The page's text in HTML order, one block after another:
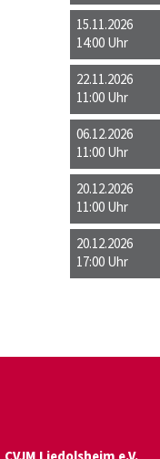
15.11.2026
14:00 Uhr
22.11.2026
11:00 Uhr
06.12.2026
11:00 Uhr
20.12.2026
11:00 Uhr
20.12.2026
17:00 Uhr